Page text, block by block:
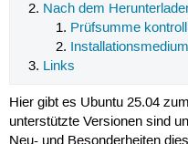
Nach dem
Prüfsumme
Links
Hier gibt es Ubuntu 25.04
unterstützte Versionen sind